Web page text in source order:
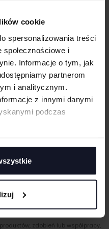
cookie
spersonalizowania treści
i
Informacje o tym, jak
partnerom
i analitycznym.
z innymi danymi
podczas
wygrywa trwałością i ceną przy
pozwala na aplikację
SPECJALISTĘ
zdobień lub współpracy,